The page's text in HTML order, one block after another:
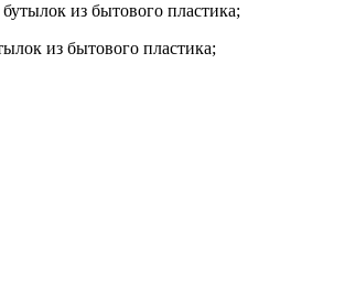
из бытового пластика;
из бытового пластика;